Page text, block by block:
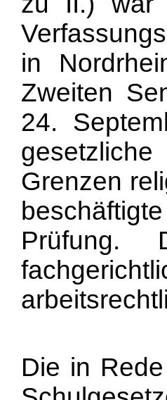
in
Zweiten
24.
Grenzen
Die in